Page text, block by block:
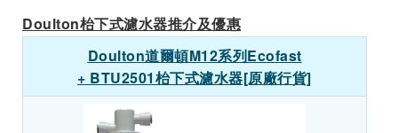
Doulton枱下式濾水器推介及優惠
Doulton道爾頓M12系列Ecofast
+ BTU2501枱下式濾水器[原廠行貨]